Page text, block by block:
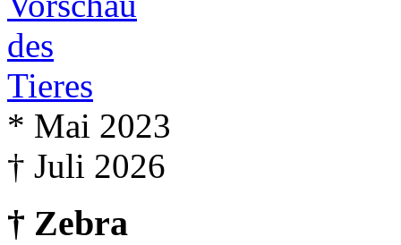
* Mai 2023
† Juli 2026
† Zebra